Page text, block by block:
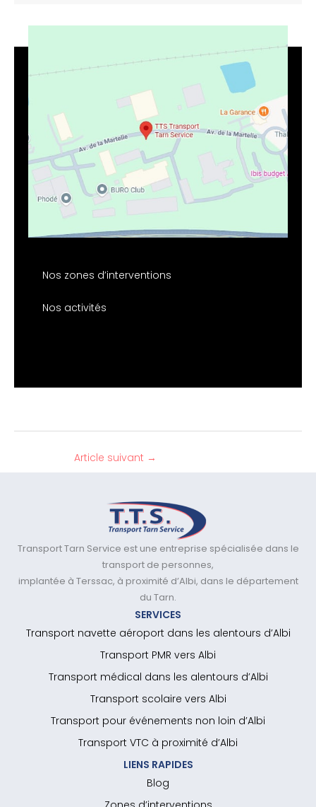
Nos zones d’interventions
Nos activités
Article suivant →
Transport Tarn Service est une entreprise spécialisée dans le
transport de personnes,
implantée à Terssac, à proximité d’Albi, dans le département
du Tarn.
SERVICES
Transport navette aéroport dans les alentours d’Albi
Transport PMR vers Albi
Transport médical dans les alentours d’Albi
Transport scolaire vers Albi
Transport pour événements non loin d’Albi
Transport VTC à proximité d’Albi
LIENS RAPIDES
Blog